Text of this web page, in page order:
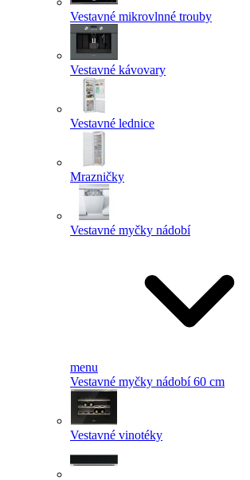
Vestavné mikrovlnné trouby
Vestavné kávovary
Vestavné lednice
Mrazničky
Vestavné myčky nádobí
menu
Vestavné myčky nádobí 60 cm
Vestavné vinotéky